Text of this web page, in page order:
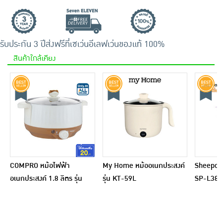
รับประกัน 3 ปีส่งฟรีที่เซเว่นอีเลฟเว่นของแท้ 100%
สินค้าใกล้เคียง
COMPRO หม้อไฟฟ้า
อเนกประสงค์ 1.8 ลิตร รุ่น
My Home หม้ออเนกประสงค์
รุ่น KT-59L
SP-